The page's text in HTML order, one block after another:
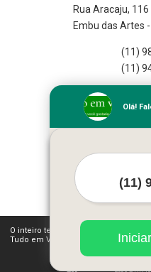
Rua Aracaju,
Embu das Artes
(11)
(11)
O inteiro teor deste site está sujeito
Tudo em Verde (Lei 9610 de 19/02/
Olá!